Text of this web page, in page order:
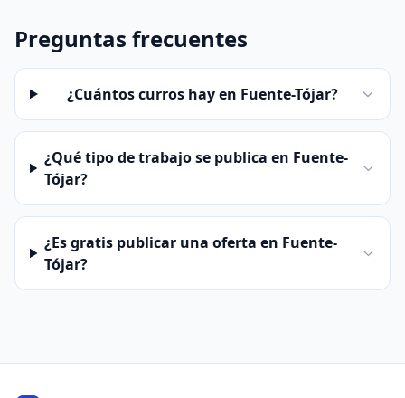
Preguntas frecuentes
¿Cuántos curros hay en Fuente-Tójar?
¿Qué tipo de trabajo se publica en Fuente-
Tójar?
¿Es gratis publicar una oferta en Fuente-
Tójar?